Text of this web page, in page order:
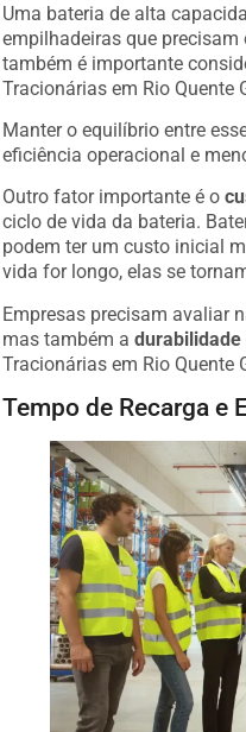
Uma bateria de alta
empilhadeiras que
também é importante
Tracionárias em Rio Quente
Manter o equilíbrio entre
eficiência operacional e
Outro fator importante é o
ciclo de vida da bateria.
podem ter um custo inicial
vida for longo, elas se
Empresas precisam avaliar
mas também adurabilidade
Tracionárias em Rio Quente
Tempo de Recarga e